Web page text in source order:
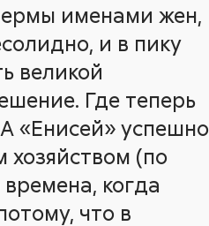
именами жен,
и в пику
великой
Где теперь
«Енисей» успешно
хозяйством (по
когда
что в